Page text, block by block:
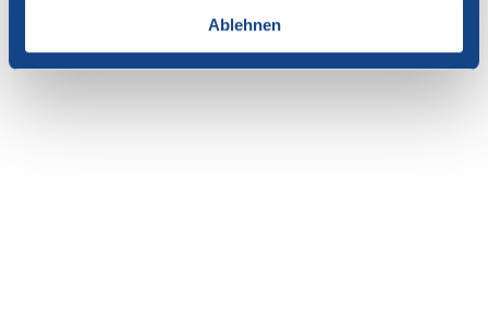
Ablehnen